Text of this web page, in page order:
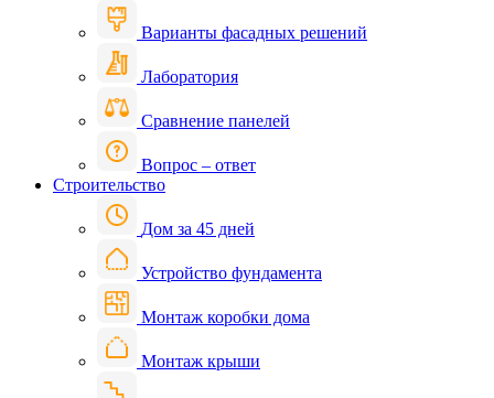
Варианты фасадных решений
Лаборатория
Сравнение панелей
Вопрос – ответ
Строительство
Дом за 45 дней
Устройство фундамента
Монтаж коробки дома
Монтаж крыши